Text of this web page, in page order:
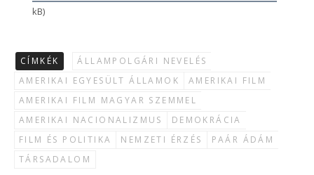
kB)
CÍMKÉK
ÁLLAMPOLGÁRI NEVELÉS
AMERIKAI EGYESÜLT ÁLLAMOK
AMERIKAI FILM
AMERIKAI FILM MAGYAR SZEMMEL
AMERIKAI NACIONALIZMUS
DEMOKRÁCIA
FILM ÉS POLITIKA
NEMZETI ÉRZÉS
PAÁR ÁDÁM
TÁRSADALOM